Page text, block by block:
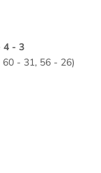
4 - 3
- 31, 56 - 26)